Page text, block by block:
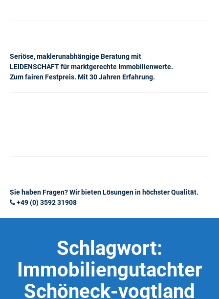
Seriöse, maklerunabhängige Beratung mit
LEIDENSCHAFT für marktgerechte Immobilienwerte.
Zum fairen Festpreis. Mit 30 Jahren Erfahrung.
Sie haben Fragen? Wir bieten Lösungen in höchster Qualität.
+49 (0) 3592 31908
Schlagwort:
Immobiliengutachter
Schöneck-vogtland